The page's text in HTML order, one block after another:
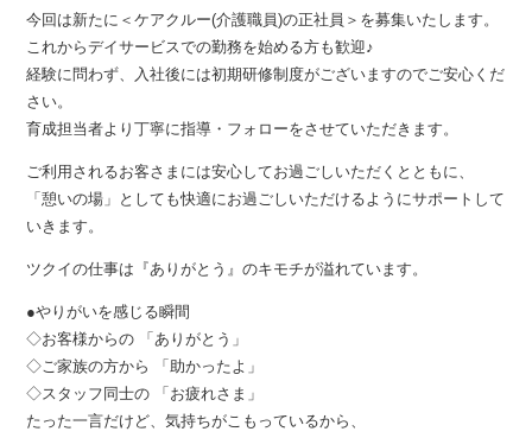
今回は新たに＜ケアクルー(介護職員)の正社員＞を募集いたします。
これからデイサービスでの勤務を始める方も歓迎♪
経験に問わず、入社後には初期研修制度がございますのでご安心くだ
さい。
育成担当者より丁寧に指導・フォローをさせていただきます。
ご利用されるお客さまには安心してお過ごしいただくとともに、
「憩いの場」としても快適にお過ごしいただけるようにサポートして
いきます。
ツクイの仕事は『ありがとう』のキモチが溢れています。
●やりがいを感じる瞬間
◇お客様からの 「ありがとう」
◇ご家族の方から 「助かったよ」
◇スタッフ同士の 「お疲れさま」
たった一言だけど、気持ちがこもっているから、